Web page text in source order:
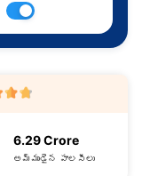
6.29 Crore
అమ్ముడైన పాలసీలు